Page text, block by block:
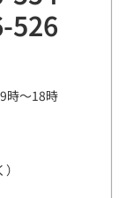
526
時〜18時